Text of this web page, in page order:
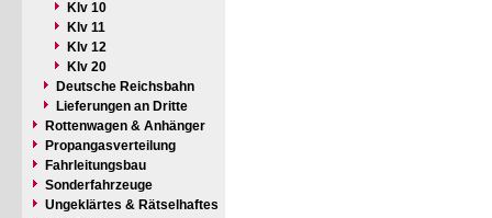
Klv 10
Klv 11
Klv 12
Klv 20
Deutsche Reichsbahn
Lieferungen an Dritte
Rottenwagen & Anhänger
Propangasverteilung
Fahrleitungsbau
Sonderfahrzeuge
Ungeklärtes & Rätselhaftes